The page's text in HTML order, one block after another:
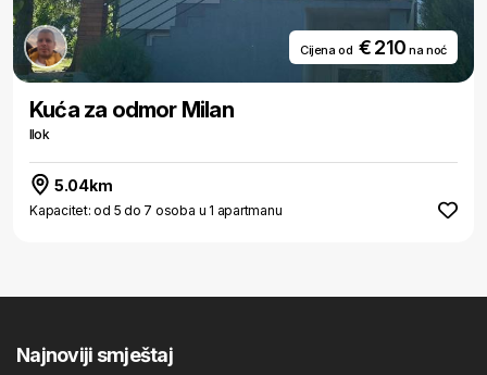
Cijena od € 210na noć
Kuća za odmor Milan
Ilok
5.04km
Kapacitet: od 5 do 7 osoba u 1 apartmanu
Najnoviji smještaj